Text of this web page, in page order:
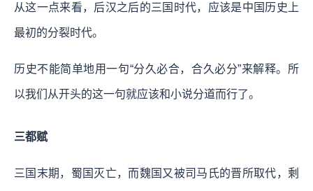
从这一点来看，后汉之后的三国时代，应该是中国历史上
最初的分裂时代。
历史不能简单地用一句“分久必合，合久必分”来解释。所
以我们从开头的这一句就应该和小说分道而行了。
三都赋
三国末期，蜀国灭亡，而魏国又被司马氏的晋所取代，剩